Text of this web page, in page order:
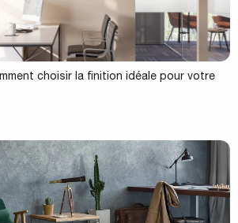
choisir la finition idéale pour votre